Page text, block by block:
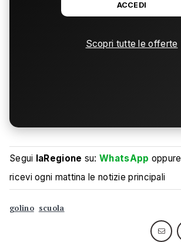
ACCEDI
Scopri tutte le offerte
Segui laRegione su:WhatsApp oppure
ricevi ogni mattina le notizie principali
golino scuola